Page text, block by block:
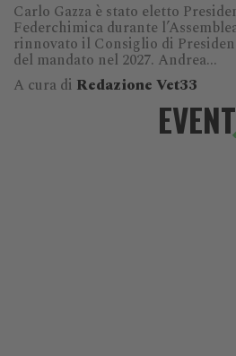
Carlo Gazza è stato eletto
Federchimica durante
rinnovato il Consiglio di
del mandato nel 2027. Andrea...
A cura di Redazione Vet33